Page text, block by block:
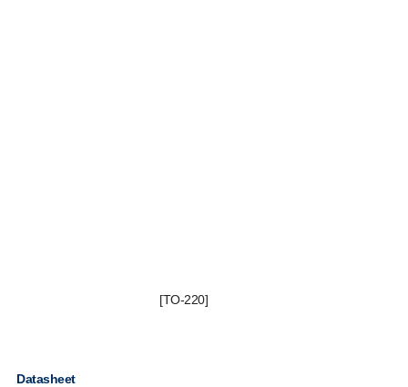
[TO-220]
Datasheet